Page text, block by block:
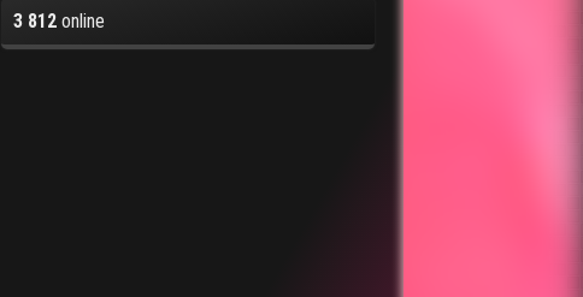
3 812online